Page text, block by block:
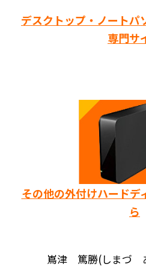
デスクトップ・ノートパ
専門サ
その他の外付けハードデ
ら
嶌津 篤勝(しまづ